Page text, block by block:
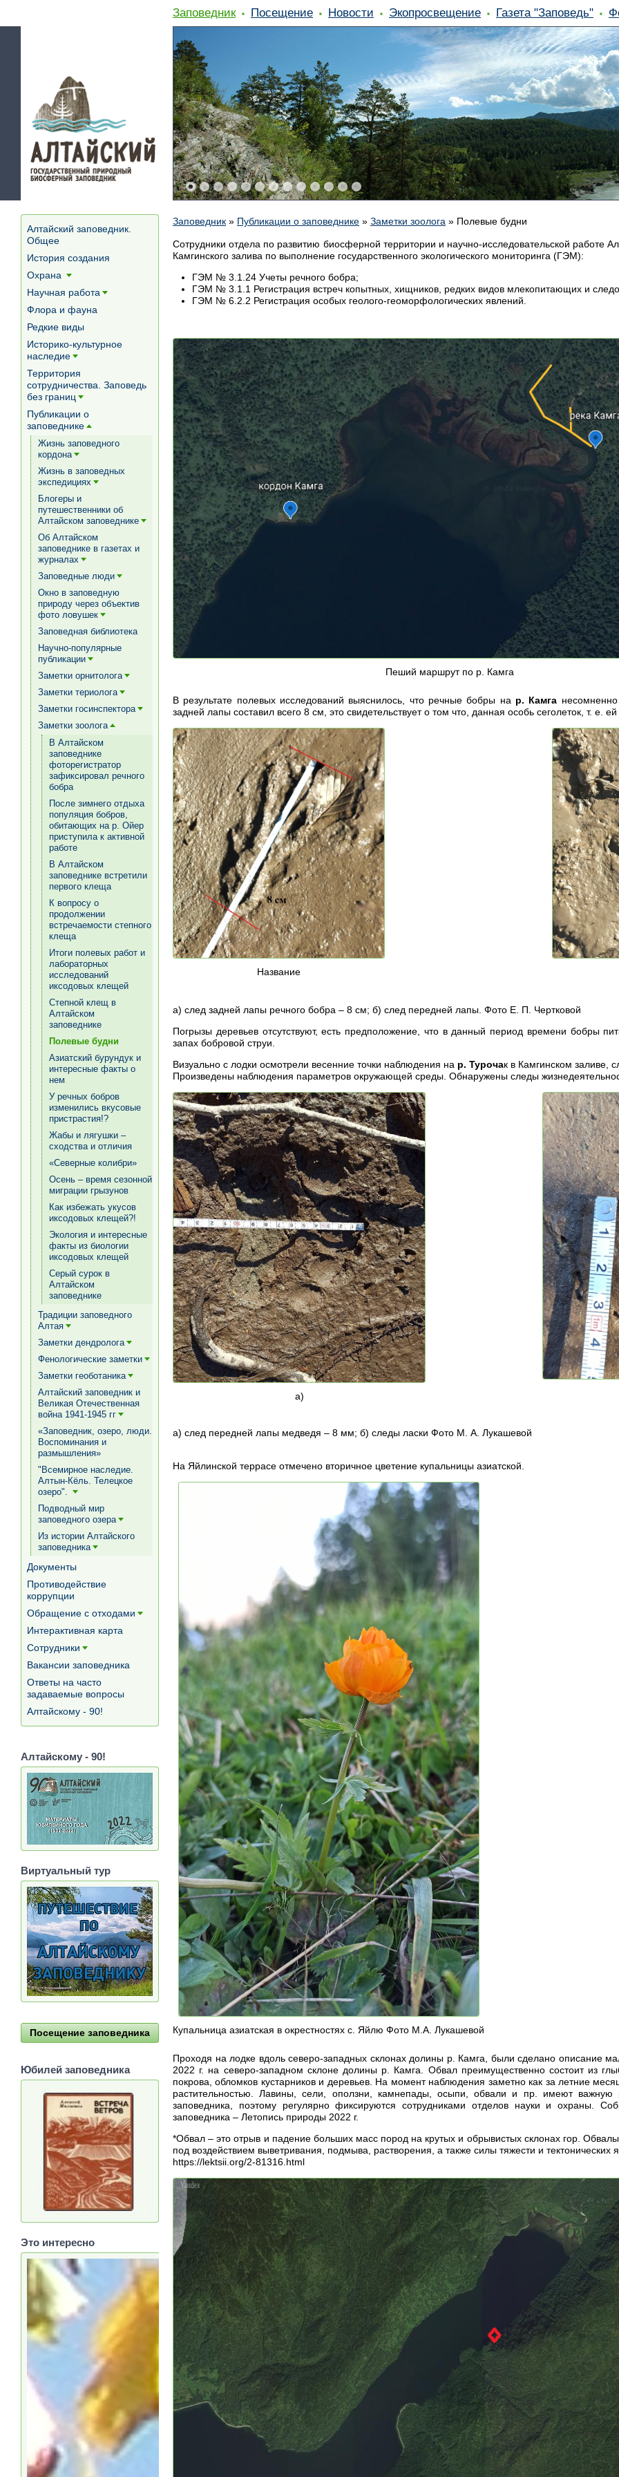
Заповедник Посещение Новости Экопросвещение Газета "Заповедь"
Заповедник » Публикации о заповеднике » Заметки зоолога » Полевые будни
Сотрудники отдела по развитию биосферной территории и научно-исследовательской работе
Камгинского залива по выполнение государственного экологического мониторинга (ГЭМ):
ГЭМ № 3.1.24 Учеты речного бобра;
ГЭМ № 3.1.1 Регистрация встреч копытных, хищников, редких видов млекопитающих и
ГЭМ № 6.2.2 Регистрация особых геолого-геоморфологических явлений.
Пеший маршрут по р. Камга
В результате полевых исследований выяснилось, что речные бобры на р. Камга
задней лапы составил всего 8 см, это свидетельствует о том что, данная особь сеголеток, т.
Название
а) след задней лапы речного бобра – 8 см; б) след передней лапы. Фото Е. П. Чертковой
Погрызы деревьев отсутствуют, есть предположение, что в данный период времени бобры
запах бобровой струи.
Визуально с лодки осмотрели весенние точки наблюдения на р. Турочак в Камгинском заливе,
Произведены наблюдения параметров окружающей среды. Обнаружены следы
а)
а) след передней лапы медведя – 8 мм; б) следы ласки Фото М. А. Лукашевой
На Яйлинской террасе отмечено вторичное цветение купальницы азиатской.
Купальница азиатская в окрестностях с. Яйлю Фото М.А. Лукашевой
Проходя на лодке вдоль северо-западных склонах долины р. Камга, были сделано описание
2022 г. на северо-западном склоне долины р. Камга. Обвал преимущественно состоит из
покрова, обломков кустарников и деревьев. На момент наблюдения заметно как за летние
растительностью. Лавины, сели, оползни, камнепады, осыпи, обвали и пр. имеют важную
заповедника, поэтому регулярно фиксируются сотрудниками отделов науки и охраны.
заповедника – Летопись природы 2022 г.
*Обвал – это отрыв и падение больших масс пород на крутых и обрывистых склонах гор.
под воздействием выветривания, подмыва, растворения, а также силы тяжести и тектонических
https://lektsii.org/2-81316.html
Алтайский заповедник.
Общее
История создания
Охрана
Научная работа
Флора и фауна
Редкие виды
Историко-культурное
наследие
Территория
сотрудничества. Заповедь
без границ
Публикации о
заповеднике [+]
Жизнь заповедного
кордона
Жизнь в заповедных
экспедициях
Блогеры и
путешественники об
Алтайском заповеднике
Об Алтайском
заповеднике в газетах и
журналах
Заповедные люди
Окно в заповедную
природу через объектив
фото ловушек
Заповедная библиотека
Научно-популярные
публикации
Заметки орнитолога
Заметки териолога
Заметки госинспектора
Заметки зоолога [+]
В Алтайском
заповеднике
фоторегистратор
зафиксировал речного
бобра
После зимнего отдыха
популяция бобров,
обитающих на р. Ойер
приступила к активной
работе
В Алтайском
заповеднике встретили
первого клеща
К вопросу о
продолжении
встречаемости степного
клеща
Итоги полевых работ и
лабораторных
исследований
иксодовых клещей
Степной клещ в
Алтайском
заповеднике
Полевые будни
Азиатский бурундук и
интересные факты о
нем
У речных бобров
изменились вкусовые
пристрастия!?
Жабы и лягушки –
сходства и отличия
«Северные колибри»
Осень – время сезонной
миграции грызунов
Как избежать укусов
иксодовых клещей?!
Экология и интересные
факты из биологии
иксодовых клещей
Серый сурок в
Алтайском
заповеднике
Традиции заповедного
Алтая
Заметки дендролога
Фенологические заметки
Заметки геоботаника
Алтайский заповедник и
Великая Отечественная
война 1941-1945 гг
«Заповедник, озеро, люди.
Воспоминания и
размышления»
"Всемирное наследие.
Алтын-Кёль. Телецкое
озеро".
Подводный мир
заповедного озера
Из истории Алтайского
заповедника
Документы
Противодействие
коррупции
Обращение с отходами
Интерактивная карта
Сотрудники
Вакансии заповедника
Ответы на часто
задаваемые вопросы
Алтайскому - 90!
Алтайскому - 90!
Виртуальный тур
Посещение заповедника
Юбилей заповедника
Это интересно